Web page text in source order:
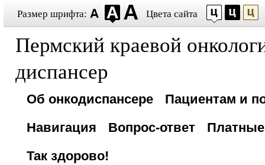
Размер шрифта: Цвета сайта
Пермский краевой
диспансер
Об онкодиспансере
Пациентам и
Навигация
Вопрос-ответ
Платные
Так здорово!